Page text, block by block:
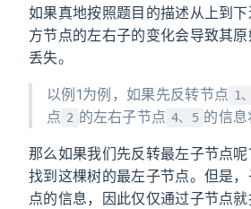
如果真地按照题目的描述从上到
方节点的左右子的变化会导致其
丢失。
以例1为例，如果先反转节点 1
点 2 的左右子节点 4、5 的信息
那么如果我们先反转最左子节点
找到这棵树的最左子节点。但是
点的信息，因此仅仅通过子节点